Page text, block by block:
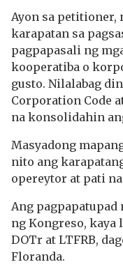
Ayon sa petitioner,
karapatan sa
pagpapasali ng
kooperatiba o
gusto. Nilalabag
Corporation Code
na konsolidahin
Masyadong
nito ang
opereytor at pati
Ang
ng Kongreso, kaya
DOTr at LTFRB,
Floranda.